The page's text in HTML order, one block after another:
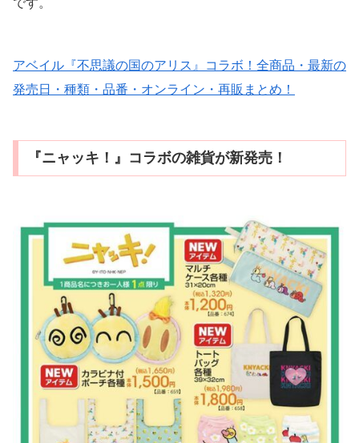
アベイル『不思議の国のアリス』コラボ！全商品・最新の
発売日・種類・品番・オンライン・再販まとめ！
『ニャッキ！』コラボの雑貨が新発売！